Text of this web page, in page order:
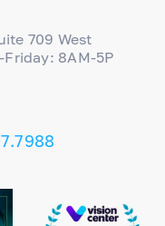
709 West
8AM-5P